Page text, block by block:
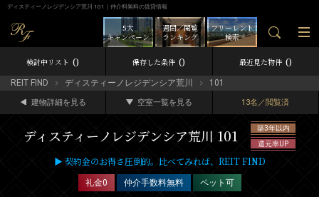
ディスティーノレジデンシア荒川 101｜仲介料無料の賃貸情報
フリーレント
検索
週間／閲覧
ランキング
5大
キャンペーン
検討中リスト 0 保存した条件 0 最近見た物件 0
REIT FIND ディスティーノレジデンシア荒川 101
建物詳細を見る 空室一覧を見る 13名／閲覧済
ディスティーノレジデンシア荒川 101
築3年以内
還元率UP
▶ 契約金のお得さ圧倒的。比べてみれば、REIT FIND
礼金0 仲介手数料無料 ペット可